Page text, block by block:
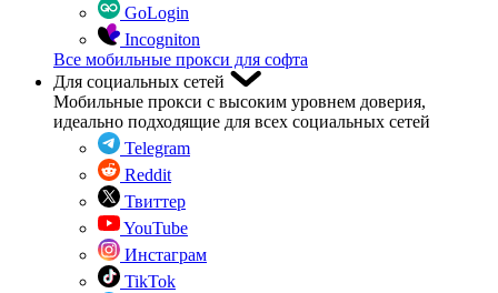
GoLogin
Incogniton
Все мобильные прокси для софта
Для социальных сетей
Мобильные прокси с высоким уровнем доверия,
идеально подходящие для всех социальных сетей
Telegram
Reddit
Твиттер
YouTube
Инстаграм
TikTok